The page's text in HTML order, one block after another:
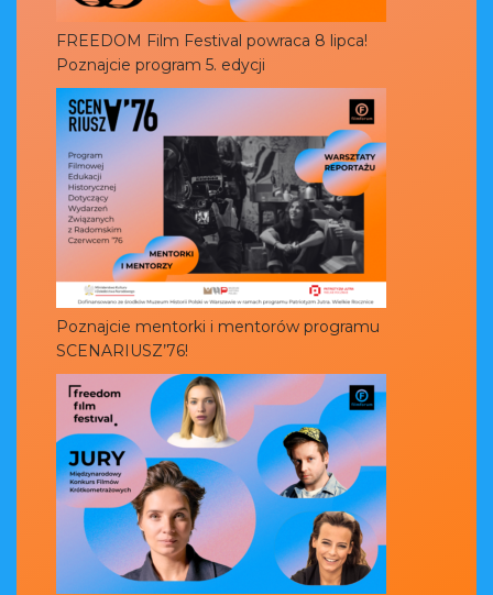
FREEDOM Film Festival powraca 8 lipca!
Poznajcie program 5. edycji
Poznajcie mentorki i mentorów programu
SCENARIUSZ’76!